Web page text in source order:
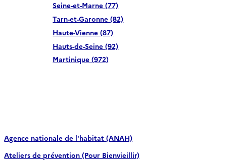
Seine-et-Marne (77)
Tarn-et-Garonne (82)
Haute-Vienne (87)
Hauts-de-Seine (92)
Martinique (972)
Agence nationale de l'habitat (ANAH)
Ateliers de prévention (Pour Bienvieillir)